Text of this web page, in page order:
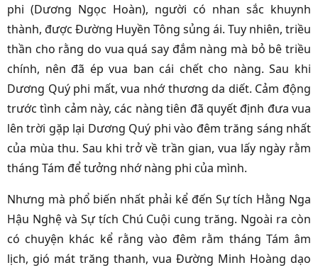
phi (Dương Ngọc Hoàn), người có nhan sắc khuynh
thành, được Đường Huyền Tông sủng ái. Tuy nhiên, triều
thần cho rằng do vua quá say đắm nàng mà bỏ bê triều
chính, nên đã ép vua ban cái chết cho nàng. Sau khi
Dương Quý phi mất, vua nhớ thương da diết. Cảm động
trước tình cảm này, các nàng tiên đã quyết định đưa vua
lên trời gặp lại Dương Quý phi vào đêm trăng sáng nhất
của mùa thu. Sau khi trở về trần gian, vua lấy ngày rằm
tháng Tám để tưởng nhớ nàng phi của mình.
Nhưng mà phổ biến nhất phải kể đến Sự tích Hằng Nga
Hậu Nghệ và Sự tích Chú Cuội cung trăng. Ngoài ra còn
có chuyện khác kể rằng vào đêm rằm tháng Tám âm
lịch, gió mát trăng thanh, vua Đường Minh Hoàng dạo